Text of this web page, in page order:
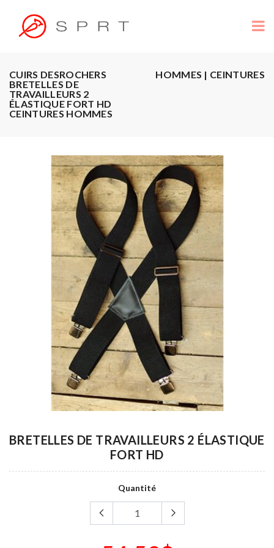
CUIRS DESROCHERS
BRETELLES DE
TRAVAILLEURS 2
ÉLASTIQUE FORT HD
CEINTURES HOMMES
HOMMES | CEINTURES
BRETELLES DE TRAVAILLEURS 2 ÉLASTIQUE
FORT HD
Quantité